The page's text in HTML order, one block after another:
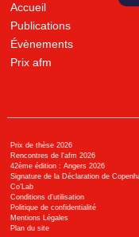
Accueil
Publications
Évènements
Prix afm
Prix de thèse 2026
Rencontres de l'afm 2026
42ème édition : Angers 2026
Signature de la Déclaration de
Co’Lab
Conditions d’utilisation
Politique de confidentialité
Mentions Légales
Plan du site